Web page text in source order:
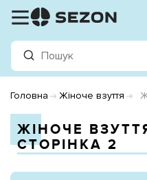
Головна Жіноче взуття
ЖІНОЧЕ
СТОРІНКА 2